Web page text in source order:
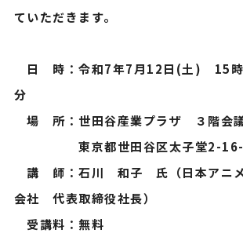
ていただきます。
日 時：令和7年7月12日(土) 15時
分
場 所：世田谷産業プラザ ３階会
東京都世田谷区太子堂2-
講 師：石川 和子 氏（日本アニメ
会社 代表取締役社長）
受講料：無料